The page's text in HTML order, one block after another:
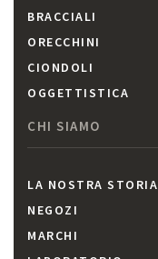
BRACCIALI
ORECCHINI
CIONDOLI
OGGETTISTICA
CHI SIAMO
LA NOSTRA STORIA
NEGOZI
MARCHI